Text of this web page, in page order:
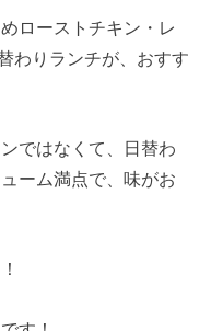
ローストチキン・レ
わりランチが、おすす
ではなくて、日替わ
ーム満点で、味がお